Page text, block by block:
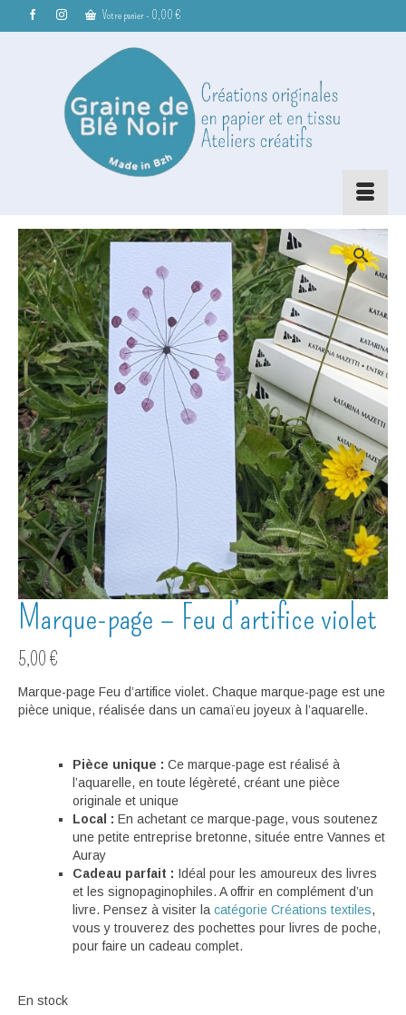
Votre panier- 0,00 €
Marque-page – Feu d’artifice violet
5,00 €
Marque-page Feu d’artifice violet. Chaque marque-page est une
pièce unique, réalisée dans un camaïeu joyeux à l’aquarelle.
Pièce unique : Ce marque-page est réalisé à
l’aquarelle, en toute légèreté, créant une pièce
originale et unique
Local : En achetant ce marque-page, vous soutenez
une petite entreprise bretonne, située entre Vannes et
Auray
Cadeau parfait : Idéal pour les amoureux des livres
et les signopaginophiles. A offrir en complément d’un
livre. Pensez à visiter la catégorie Créations textiles,
vous y trouverez des pochettes pour livres de poche,
pour faire un cadeau complet.
En stock